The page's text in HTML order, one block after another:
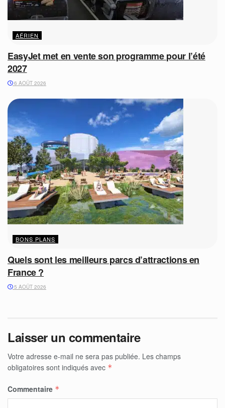
AÉRIEN
EasyJet met en vente son programme pour l’été
2027
6 AOÛT 2026
BONS PLANS
Quels sont les meilleurs parcs d’attractions en
France ?
5 AOÛT 2026
Laisser un commentaire
Votre adresse e-mail ne sera pas publiée. Les champs
obligatoires sont indiqués avec *
Commentaire *